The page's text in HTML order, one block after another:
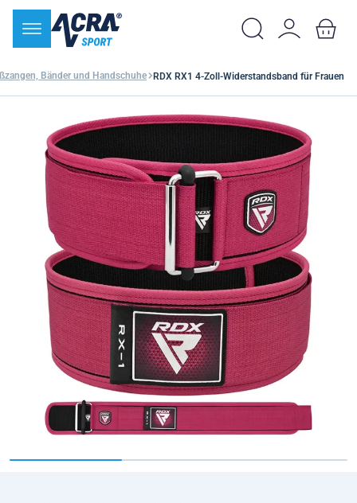
Bänder und Handschuhe RDX RX1 4-Zoll-Widerstandsband für Frauen